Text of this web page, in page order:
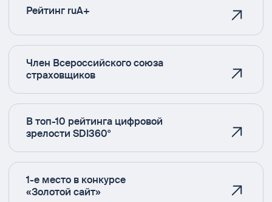
Рейтинг ruA+
Член Всероссийского союза
страховщиков
В топ-10 рейтинга цифровой
зрелости SDI360°
1-е место в конкурсе
«Золотой сайт»